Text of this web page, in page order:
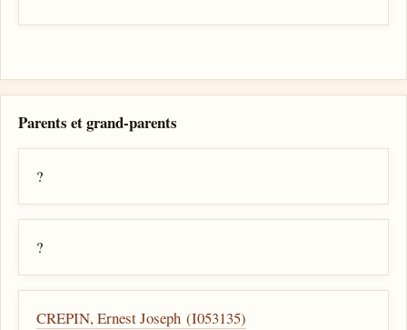
Parents et grand-parents
?
?
CREPIN, Ernest Joseph (I053135)